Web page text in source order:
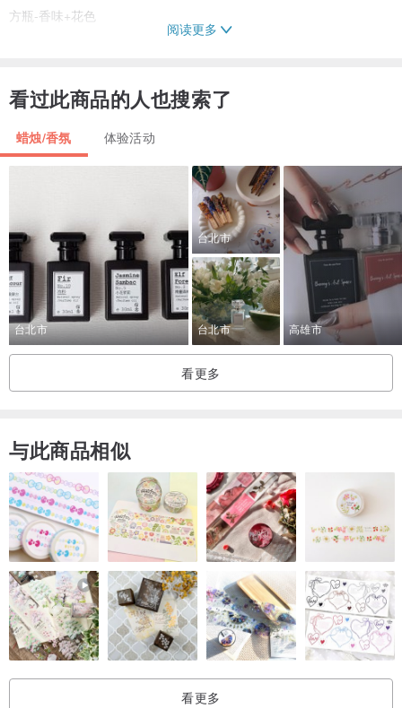
方瓶-香味+花色
*可加购发光底座$100/个 (请告知另开卖场)
1.此为在线体验活动，客人不管在哪里都可以下单
2.下单后有操作上的疑问皆可透过站内信发问
3.基本上以邮寄寄出材料包，如需超商请备注超商资料
【注意事项】:遇花材缺货，设计师保有更换花材花色权利
阅读更多
看过此商品的人也搜索了
蜡烛/香氛 体验活动
台北市
台北市
台北市 高雄市
看更多
与此商品相似
看更多